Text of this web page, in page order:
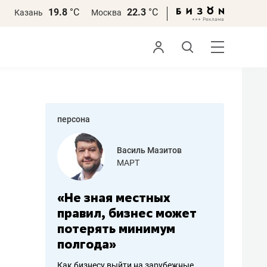
Казань 19.8 °С Москва 22.3 °С
персона
Василь Мазитов
МАРТ
«Не зная местных
правил, бизнес может
потерять минимум
полгода»